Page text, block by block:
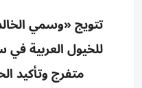
تتويج «وسمي
متفرج وتأكيد